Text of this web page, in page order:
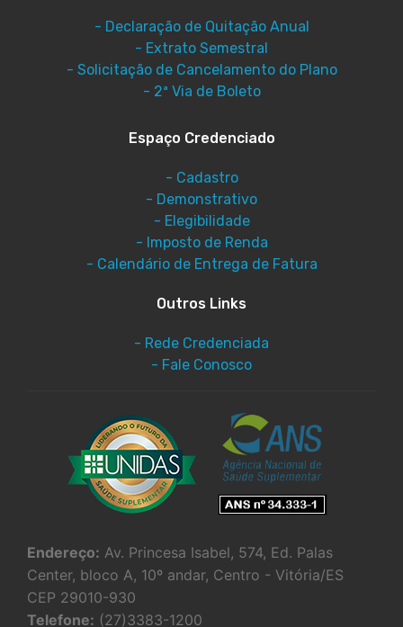
- Declaração de Quitação Anual
- Extrato Semestral
- Solicitação de Cancelamento do Plano
- 2ª Via de Boleto
Espaço Credenciado
- Cadastro
- Demonstrativo
- Elegibilidade
- Imposto de Renda
- Calendário de Entrega de Fatura
Outros Links
- Rede Credenciada
- Fale Conosco
Endereço: Av. Princesa Isabel, 574, Ed. Palas
Center, bloco A, 10º andar, Centro - Vitória/ES
CEP 29010-930
Telefone: (27)3383-1200